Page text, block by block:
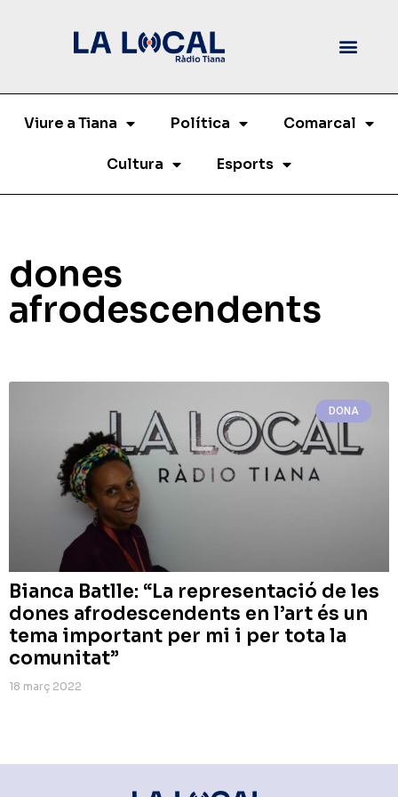
Viure a Tiana Política Comarcal
Cultura Esports
dones
afrodescendents
DONA
Bianca Batlle: “La representació de les
dones afrodescendents en l’art és un
tema important per mi i per tota la
comunitat”
18 març 2022